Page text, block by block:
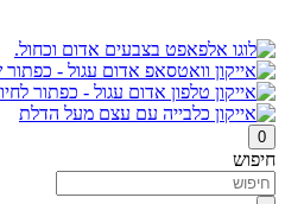
0
חיפוש